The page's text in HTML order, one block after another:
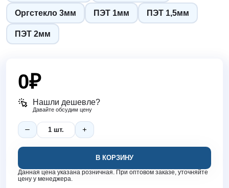
Оргстекло 3мм ПЭТ 1мм ПЭТ 1,5мм
ПЭТ 2мм
0₽
Нашли дешевле?
Давайте обсудим цену
В КОРЗИНУ
Данная цена указана розничная. При оптовом заказе, уточняйте
цену у менеджера.